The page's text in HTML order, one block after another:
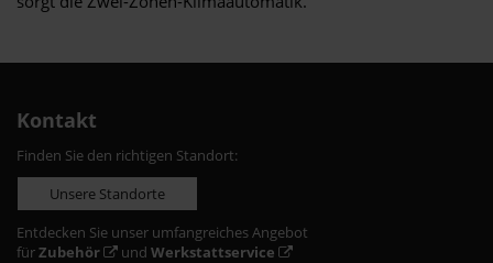
Kontakt
Finden Sie den richtigen Standort:
Unsere Standorte
Entdecken Sie unser umfangreiches Angebot
fürZubehör und Werkstattservice